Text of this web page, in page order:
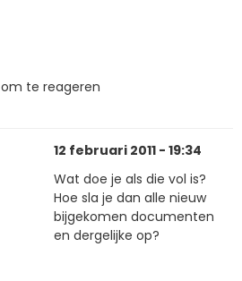
om te reageren
12 februari 2011 - 19:34
Wat doe je als die vol is?
Hoe sla je dan alle nieuw
bijgekomen documenten
en dergelijke op?